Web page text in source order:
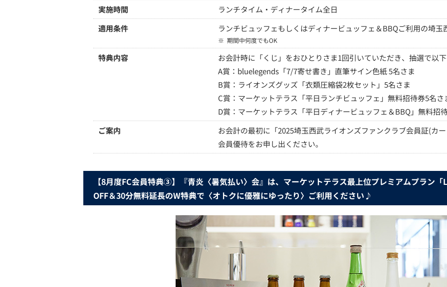
実施時間
ランチタイム・ディナータイム全日
適用条件
ランチビュッフェもしくはディナービュッフェ＆BBQご利用の埼玉
※ 期間中何度でもOK
特典内容
お会計時に「くじ」をおひとりさま1回引いていただき、抽選で以
A賞：bluelegends「7/7寄せ書き」直筆サイン色紙 5名さま
B賞：ライオンズグッズ「衣類圧縮袋2枚セット」5名さま
C賞：マーケットテラス「平日ランチビュッフェ」無料招待券5名さ
D賞：マーケットテラス「平日ディナービュッフェ＆BBQ」無料招
ご案内
お会計の最初に「2025埼玉西武ライオンズファンクラブ会員証(カ
会員優待をお申し出ください。
【8月度FC会員特典③】『青炎〈暑気払い〉会』は、マーケットテラス最上位プレミアムプラン
OFF＆30分無料延長のW特典で〈オトクに優雅にゆったり〉ご利用ください♪